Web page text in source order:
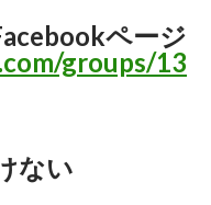
ページ
groups/13
ない